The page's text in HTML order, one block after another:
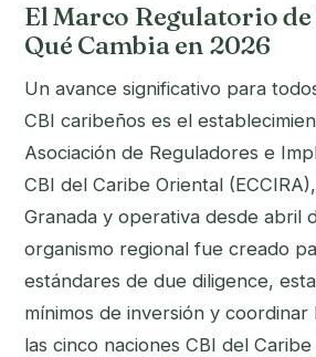
El Marco Regulatorio de
Qué Cambia en 2026
Un avance significativo para
CBI caribeños es el
Asociación de Reguladores e
CBI del Caribe Oriental
Granada y operativa desde abril
organismo regional fue creado
estándares de due diligence,
mínimos de inversión y
las cinco naciones CBI del Caribe